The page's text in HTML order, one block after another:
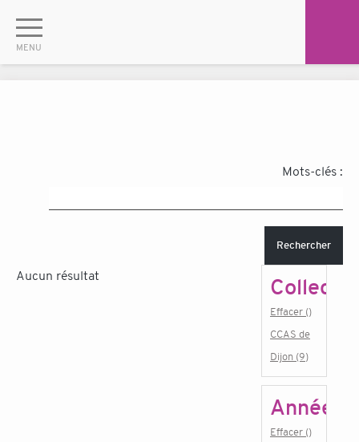
Mots-clés :
Rechercher
Aucun résultat
Effacer ()
CCAS de
Dijon (9)
Année
Effacer ()